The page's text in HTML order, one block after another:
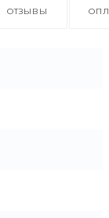
ОТЗЫВЫ